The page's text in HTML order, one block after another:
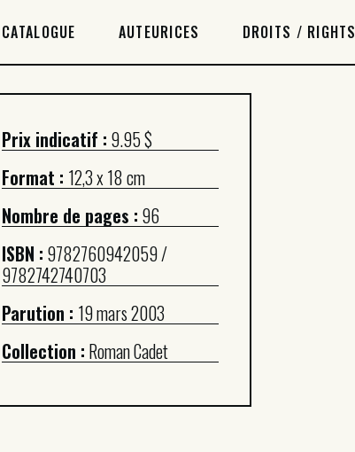
CATALOGUE AUTEURICES DROITS / RIGHTS
Prix indicatif : 9.95 $
Format : 12,3 x 18 cm
Nombre de pages : 96
ISBN : 9782760942059 /
9782742740703
Parution : 19 mars 2003
Collection : Roman Cadet